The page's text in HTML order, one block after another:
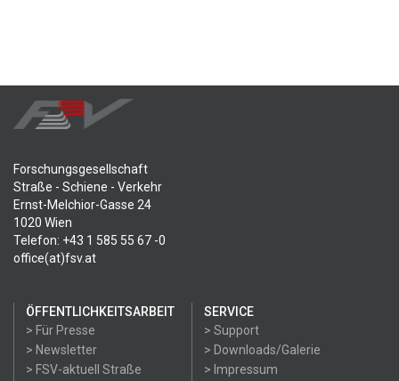
Forschungsgesellschaft
Straße - Schiene - Verkehr
Ernst-Melchior-Gasse 24
1020 Wien
Telefon: +43 1 585 55 67 -0
office(at)fsv.at
ÖFFENTLICHKEITSARBEIT
> Für Presse
> Newsletter
> FSV-aktuell Straße
SERVICE
> Support
> Downloads/Galerie
> Impressum